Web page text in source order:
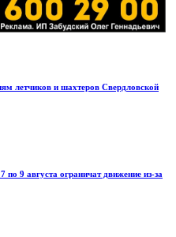
летчиков и шахтеров Свердловской
по 9 августа ограничат движение из-за